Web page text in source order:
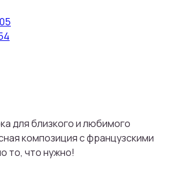
для близкого и любимого
композиция с французскими
то, что нужно!